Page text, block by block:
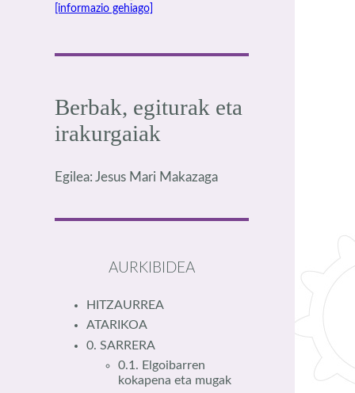
[informazio gehiago]
Berbak, egiturak eta
irakurgaiak
Egilea: Jesus Mari Makazaga
AURKIBIDEA
HITZAURREA
ATARIKOA
0. SARRERA
0.1. Elgoibarren
kokapena eta mugak